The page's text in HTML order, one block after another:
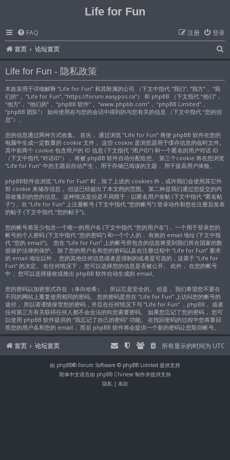
Life for Fun
FAQ 登录
注册
首页
论坛首页
索
Life for Fun - 隐私政策
本政策用于详细解释 “Life for Fun” 和其附属的公司 （下文中指代 “我们”, “我方”， “我
们的”， “Life for Fun”, “https://forum.easypos.ca”） 和 phpBB （下文指代 “他们”，
“他方”， “他们的”， “phpBB 软件”， “www.phpbb.com”， “phpBB Limited”，
“phpBB 团队”） 如何使用在与您的会话中得到的与您有关的信息 （下文中指代 “您的信
息”）。
您的信息通过两种方式收集。 首先， 通过浏览 “Life for Fun” 将使 phpBB 软件在您的
电脑中生成一定数量的 cookie 文件， 这些 cookie 是浏览器用于缓存信息的临时文件。
其中前两个 cookie 包含用户的 ID 信息 (下文指代 “用户ID”) 和一个匿名的用户对话 ID
（下文中指代 “对话ID”）， 将被 phpBB 软件自动分配给您。 第三个cookie 将在您浏览
“Life for Fun” 中的主题后自动产生， 用于存储已阅读的主题， 用于提高用户体验。
phpBB软件在浏览 “Life for Fun” 时，除了上述的 cookies 外，或许我们会使用其它外
部 cookie 来储存信息， 但这已经超出了本文档的范围。 第二种是我们通过您提交的内
容收集到的您的信息。 这种情况是但是不局限于：以匿名用户发帖 (下文中指代 “匿名帖
子”)， 在 “Life for Fun” 上注册帐号 (下文中指代 “您的帐号”) 登录动作和您在注册后发表
的帖子 (下文中指代 “您的帖子”)。
您的帐号将至少包含一个唯一的用户名 (下文中指代 “您的用户名”)， 一个用于登录您的
帐号的个人密码 (下文中指代 “您的密码”) 和一个个人的， 有效的 email 地址 (下文中指
代 “您的 email”)。 您在 “Life for Fun” 上的帐号所包含的信息将受到我们所在国家的数
据保护法律的保护。 除了您的用户名和您的密码以及在注册过程中 “Life for Fun” 要求
的 email 地址以外， 您的其他任何信息或者是强制的或者是可选的，这基于 “Life for
Fun” 的决定。 在任何情况下， 您可以选择您的信息是否被公开。 此外， 在您的帐号
中， 您可以选择接收或推出 phpBB 软件自动生成的 email。
您的密码以加密形式存在 （单向哈希）， 所以它是安全的。 但是， 我们希望您不要在
不同的网站上重复使用相同的密码。 您的密码是您在 “Life for Fun” 上访问您的帐号的
途径， 所以请谨慎保管您的密码，并且在任何情况下与 “Life for Fun” ，phpBB， 或者
任何第三方有关联得任何人都不会合法的向您索要密码。 如果您忘记了您的密码， 您可
以使用 phpBB 软件提供的 “我忘记了自己的密码” 功能。 在找回密码的过程中您将要回
答您的用户名和您的 email， 而后 phpBB 软件将会提供一个新的密码让您取回帐号。
首页 论坛首页 所有显示的时间为 UTC
由 phpBB® Forum Software © phpBB Limited 提供支持
简体中文语言由 phpBB Chinese 制作并提供支持
隐私| 条款